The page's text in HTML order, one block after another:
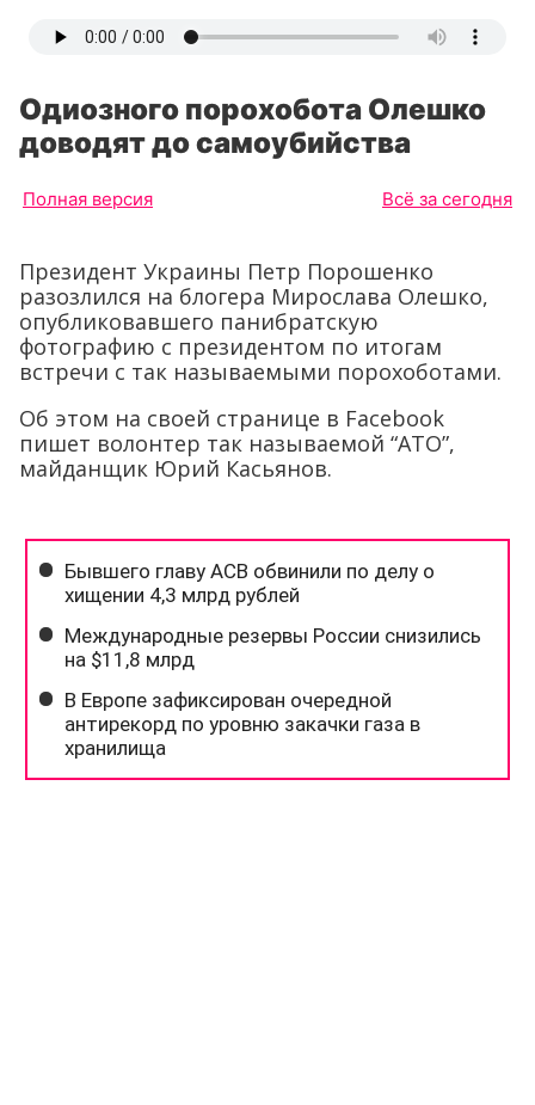
Одиозного порохобота Олешко
доводят до самоубийства
Полная версия Всё за сегодня
Президент Украины Петр Порошенко
разозлился на блогера Мирослава Олешко,
опубликовавшего панибратскую
фотографию с президентом по итогам
встречи с так называемыми порохоботами.
Об этом на своей странице в Facebook
пишет волонтер так называемой “АТО”,
майданщик Юрий Касьянов.